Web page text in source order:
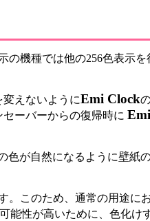
機種では他の256色表示
えないようにEmi Clock
ーバーからの復帰時に
色が自然になるように壁紙
このため、通常の用途に
能性が高いために、色化け